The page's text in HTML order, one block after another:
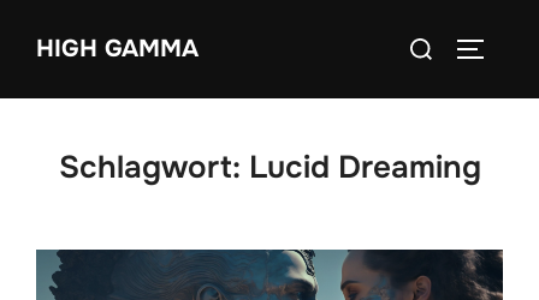
InhaltHIGH GAMMA
Suchen
Schlagwort: Lucid Dreaming